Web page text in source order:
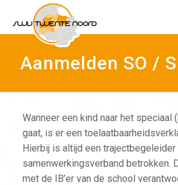
Aanmelden SO /
Wanneer een kind naar het speciaal
gaat, is er een
Hierbij is altijd een trajectbegeleider
samenwerkingsverband betrokken.
met de IB’er van de school